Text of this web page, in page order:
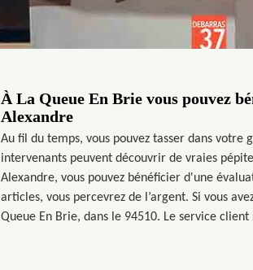
À La Queue En Brie vous pouvez
Alexandre
Au fil du temps, vous pouvez tasser dans
intervenants peuvent découvrir de vraies
Alexandre, vous pouvez bénéficier d'une
articles, vous percevrez de l’argent. Si vous
Queue En Brie, dans le 94510. Le service